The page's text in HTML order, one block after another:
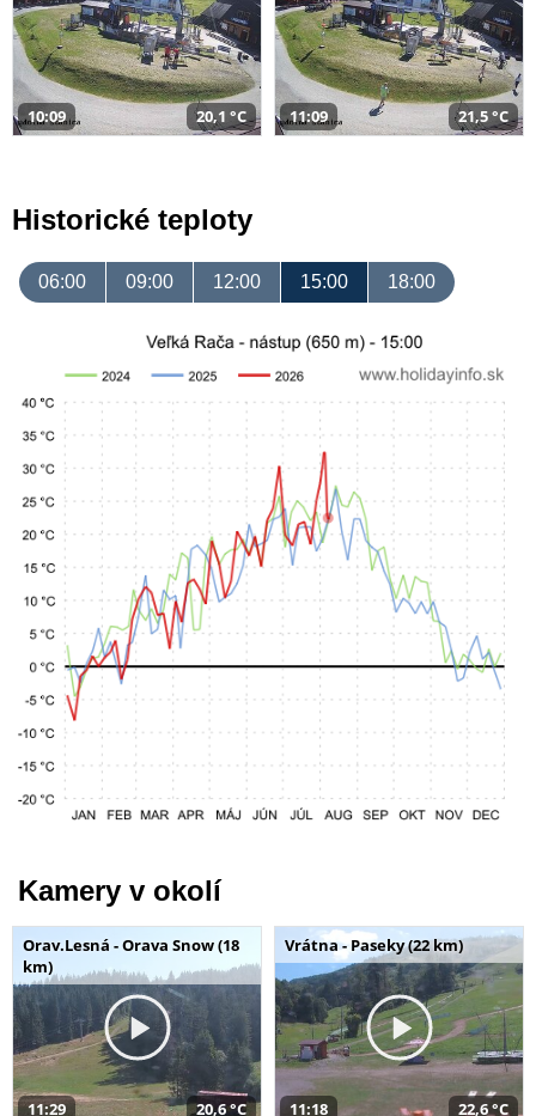
10:09 20,1 °C 11:09 21,5 °C
Historické teploty
06:00 09:00 12:00 15:00 18:00
Kamery v okolí
Orav.Lesná - Orava Snow (18
km)
11:29 20,6 °C
Vrátna - Paseky (22 km)
11:18 22,6 °C